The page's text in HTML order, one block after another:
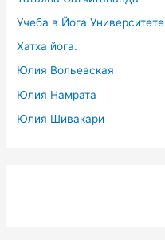
Учеба в Йога Университете
Хатха йога.
Юлия Вольевская
Юлия Намрата
Юлия Шивакари